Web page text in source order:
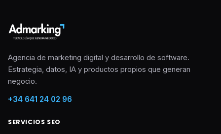
Agencia de marketing digital y desarrollo de software.
Estrategia, datos, IA y productos propios que generan
negocio.
+34 641 24 02 96
SERVICIOS SEO